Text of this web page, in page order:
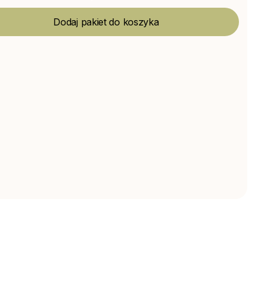
Dodaj pakiet do koszyka